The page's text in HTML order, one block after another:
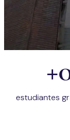
+
estudiantes